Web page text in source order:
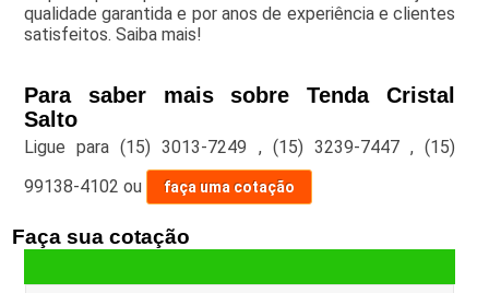
qualidade garantida e por anos de experiência e clientes
satisfeitos. Saiba mais!
Para saber mais sobre Tenda Cristal
Salto
Ligue para(15) 3013-7249 , (15) 3239-7447 ,(15)
99138-4102 ou faça uma cotação
Faça sua cotação